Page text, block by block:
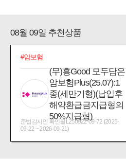
08월 09일 추천상품
#암보험
(무)흥Good 모두담은
암보험Plus(25.07):1
종(세만기형)(납입후
해약환급금지급형의
50%지급형)
준법감시인 확인필L250922-09-72 (2025-
09-22 ~ 2026-09-21)